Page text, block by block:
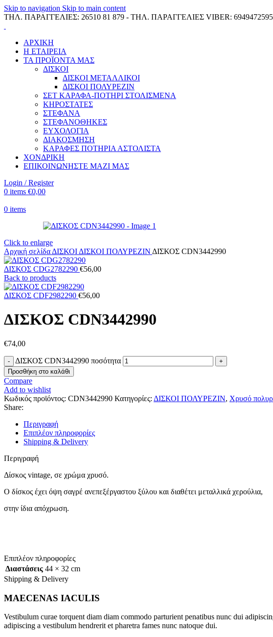
Skip to navigation Skip to main content
ΤΗΛ. ΠΑΡΑΓΓΕΛΙΕΣ: 26510 81 879 - ΤΗΛ. ΠΑΡΑΓΓΕΛΙΕΣ VIBER: 6949472595
ΑΡΧΙΚΗ
Η ΕΤΑΙΡΕΙΑ
ΤΑ ΠΡΟΪΟΝΤΑ ΜΑΣ
ΔΙΣΚΟΙ
ΔΙΣΚΟΙ ΜΕΤΑΛΛΙΚΟΙ
ΔΙΣΚΟΙ ΠΟΛΥΡΕΖΙΝ
ΣΕΤ ΚΑΡΑΦΑ-ΠΟΤΗΡΙ ΣΤΟΛΙΣΜΕΝΑ
ΚΗΡΟΣΤΑΤΕΣ
ΣΤΕΦΑΝΑ
ΣΤΕΦΑΝΟΘΗΚΕΣ
ΕΥΧΟΛΟΓΙΑ
ΔΙΑΚΟΣΜΗΣΗ
ΚΑΡΑΦΕΣ ΠΟΤΗΡΙΑ ΑΣΤΟΛΙΣΤΑ
ΧΟΝΔΡΙΚΗ
ΕΠΙΚΟΙΝΩΝΗΣΤΕ ΜΑΖΙ ΜΑΣ
Login / Register
0 items €0,00
0 items
Click to enlarge
Αρχική σελίδα ΔΙΣΚΟΙ ΔΙΣΚΟΙ ΠΟΛΥΡΕΖΙΝ ΔΙΣΚΟΣ CDN3442990
ΔΙΣΚΟΣ CDG2782290 €56,00
Back to products
ΔΙΣΚΟΣ CDF2982290 €56,00
ΔΙΣΚΟΣ CDN3442990
€74,00
ΔΙΣΚΟΣ CDN3442990 ποσότητα
Προσθήκη στο καλάθι
Compare
Add to wishlist
Κωδικός προϊόντος: CDN3442990 Κατηγορίες: ΔΙΣΚΟΙ ΠΟΛΥΡΕΖΙΝ, Χρυσό
Share:
Περιγραφή
Επιπλέον πληροφορίες
Shipping & Delivery
Περιγραφή
Δίσκος vintage, σε χρώμα χρυσό.
Ο δίσκος έχει όψη σαγρέ ανεπεξέργαστου ξύλου και διαθέτει μεταλλικά χερούλια,
στην ίδια απόχρωση.
Επιπλέον πληροφορίες
Διαστάσεις 44 × 32 cm
Shipping & Delivery
MAECENAS IACULIS
Vestibulum curae torquent diam diam commodo parturient penatibus nunc dui
adipiscing a vestibulum hendrerit et pharetra fames nunc natoque dui.